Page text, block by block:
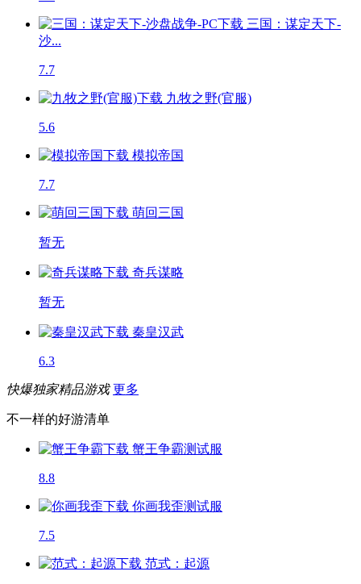
三国：谋定天下-
沙...
7.7
九牧之野(官服)
5.6
模拟帝国
7.7
萌回三国
暂无
奇兵谋略
暂无
秦皇汉武
6.3
快爆独家精品游戏 更多
不一样的好游清单
蟹王争霸测试服
8.8
你画我歪测试服
7.5
范式：起源